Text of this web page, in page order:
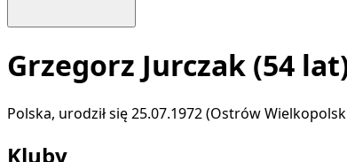
Grzegorz Jurczak (54
Polska, urodził się 25.07.1972 (Ostrów
Kluby